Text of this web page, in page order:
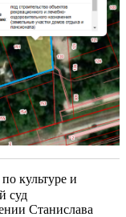
культуре и
суд
Станислава